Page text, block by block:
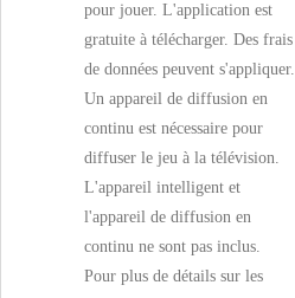
pour jouer. L'application est
gratuite à télécharger. Des frais
de données peuvent s'appliquer.
Un appareil de diffusion en
continu est nécessaire pour
diffuser le jeu à la télévision.
L'appareil intelligent et
l'appareil de diffusion en
continu ne sont pas inclus.
Pour plus de détails sur les